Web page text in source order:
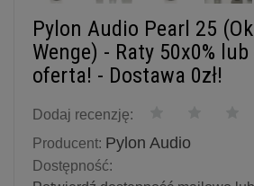
Pylon Audio Pearl 25
Wenge) - Raty 50x0%
oferta! - Dostawa 0zł!
Dodaj recenzję:
Producent: Pylon Audio
Dostępność: